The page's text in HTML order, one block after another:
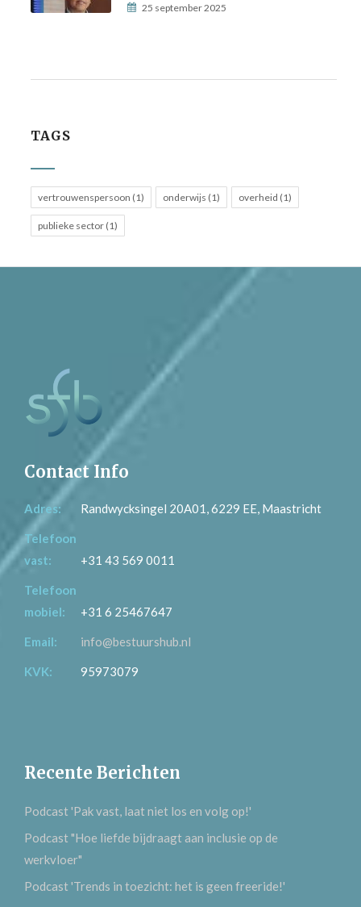
25 september 2025
TAGS
vertrouwenspersoon (1) onderwijs (1) overheid (1)
publieke sector (1)
Contact Info
Adres: Randwycksingel 20A01, 6229 EE, Maastricht
Telefoon
vast:
+31 43 569 0011
Telefoon
mobiel:
+31 6 25467647
Email: info@bestuurshub.nl
KVK: 95973079
Recente Berichten
Podcast 'Pak vast, laat niet los en volg op!'
Podcast "Hoe liefde bijdraagt aan inclusie op de
werkvloer"
Podcast 'Trends in toezicht: het is geen freeride!'